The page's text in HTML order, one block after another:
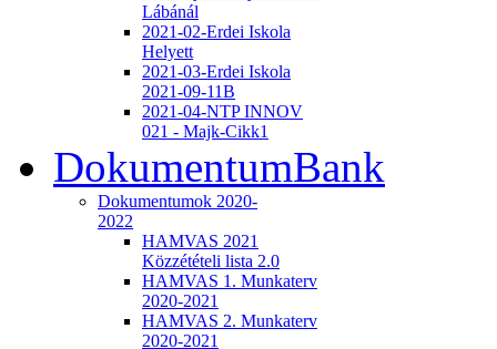
Lábánál
2021-02-Erdei Iskola
Helyett
2021-03-Erdei Iskola
2021-09-11B
2021-04-NTP INNOV
021 - Majk-Cikk1
DokumentumBank
Dokumentumok 2020-
2022
HAMVAS 2021
Közzétételi lista 2.0
HAMVAS 1. Munkaterv
2020-2021
HAMVAS 2. Munkaterv
2020-2021